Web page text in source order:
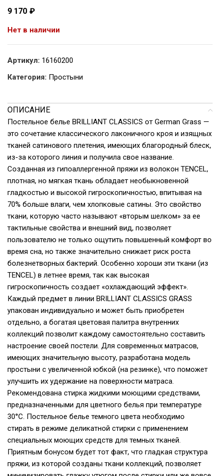
9 170 ₽
Нет в наличии
Артикул: 16160200
Категория: Простыни
ОПИСАНИЕ
Постельное белье BRILLIANT CLASSICS от German Grass —
это сочетание классического лаконичного кроя и изящных
тканей сатинового плетения, имеющих благородный блеск,
из-за которого линия и получила свое название.
Созданная из гипоаллергенной пряжи из волокон TENCEL,
плотная, но мягкая ткань обладает необыкновенной
гладкостью и высокой гигроскопичностью, впитывая на
70% больше влаги, чем хлопковые сатины. Это свойство
ткани, которую часто называют «вторым шелком» за ее
тактильные свойства и внешний вид, позволяет
пользователю не только ощутить повышенный комфорт во
время сна, но также значительно снижает риск роста
болезнетворных бактерий. Особенно хороши эти ткани (из
TENCEL) в летнее время, так как высокая
гигроскопичность создает «охлаждающий эффект».
Каждый предмет в линии BRILLIANT CLASSICS GRASS
упакован индивидуально и может быть приобретен
отдельно, а богатая цветовая палитра внутренних
коллекций позволит каждому самостоятельно составить
настроение своей постели. Для современных матрасов,
имеющих значительную высоту, разработана модель
простыни с увеличенной юбкой (на резинке), что поможет
улучшить их удержание на поверхности матраса.
Рекомендована стирка жидкими моющими средствами,
предназначенными для цветного белья при температуре
30°С. Постельное белье темного цвета необходимо
стирать в режиме деликатной стирки с применением
специальных моющих средств для темных тканей.
Приятным бонусом будет тот факт, что гладкая структура
пряжи, из которой созданы ткани коллекций, позволяет